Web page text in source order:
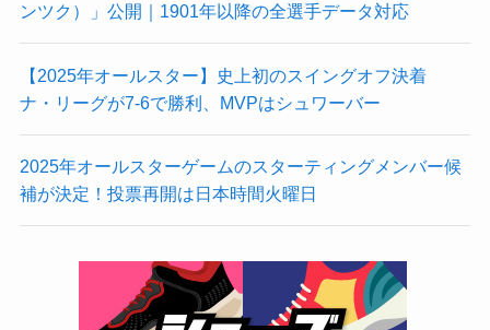
ンツク）」公開｜1901年以降の全選手データ対応
【2025年オールスター】史上初のスイングオフ決着
ナ・リーグが7-6で勝利、MVPはシュワーバー
2025年オールスターゲームのスターティングメンバー候
補が決定！投票再開は日本時間火曜日